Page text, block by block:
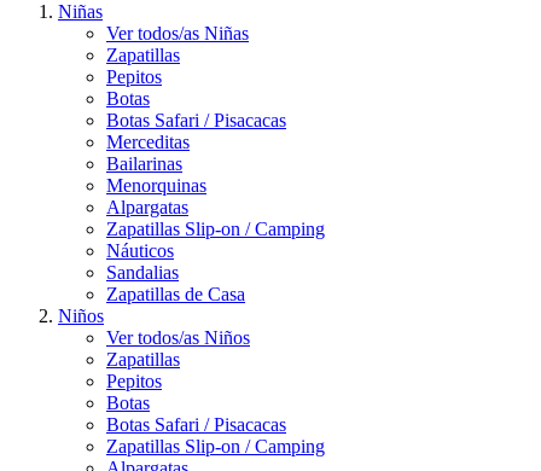
Niñas
Ver todos/as Niñas
Zapatillas
Pepitos
Botas
Botas Safari / Pisacacas
Merceditas
Bailarinas
Menorquinas
Alpargatas
Zapatillas Slip-on / Camping
Náuticos
Sandalias
Zapatillas de Casa
Niños
Ver todos/as Niños
Zapatillas
Pepitos
Botas
Botas Safari / Pisacacas
Zapatillas Slip-on / Camping